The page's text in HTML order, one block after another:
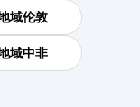
域伦敦
域中非